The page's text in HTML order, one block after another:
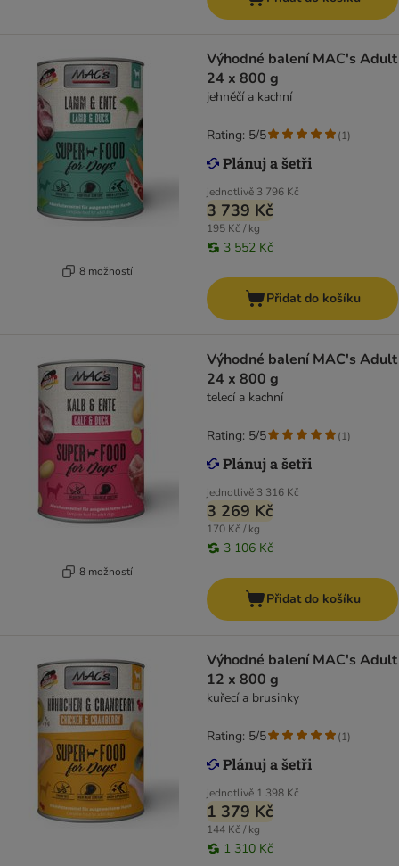
8 možností
Výhodné balení MAC's Adult
24 x 800 g
jehněčí a kachní
jednotlivě 3 796 Kč
3 739 Kč
195 Kč / kg
3 552 Kč
Rating: 5/5 (1)
Přidat do košíku
8 možností
Výhodné balení MAC's Adult
24 x 800 g
telecí a kachní
jednotlivě 3 316 Kč
3 269 Kč
170 Kč / kg
3 106 Kč
Rating: 5/5 (1)
Přidat do košíku
Výhodné balení MAC's Adult
12 x 800 g
kuřecí a brusinky
jednotlivě 1 398 Kč
1 379 Kč
144 Kč / kg
1 310 Kč
Rating: 5/5 (1)